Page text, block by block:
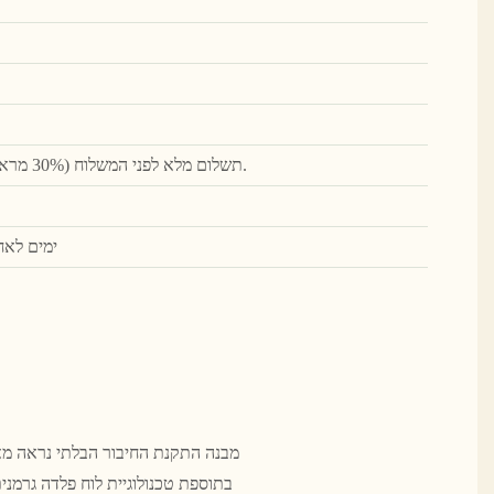
TT (תשלום מלא לפני המשלוח (30% מראש, השאר משולם לפני המשלוח).
45 ימים
מבנה התקנת החיבור הבלתי נראה